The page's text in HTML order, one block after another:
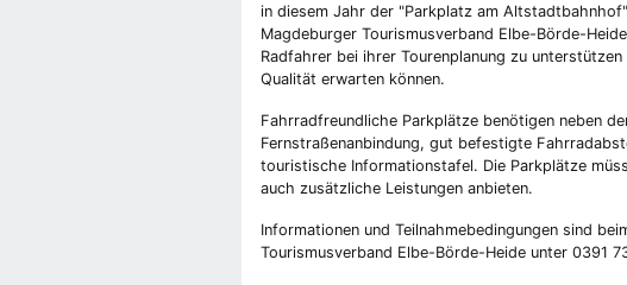
in diesem Jahr der "Parkplatz am
Magdeburger Tourismusverband Elbe-Börde-
Radfahrer bei ihrer Tourenplanung zu
Qualität erwarten können.
Fahrradfreundliche Parkplätze benötigen neben
Fernstraßenanbindung, gut befestigte
touristische Informationstafel. Die Parkplätze
auch zusätzliche Leistungen anbieten.
Informationen und Teilnahmebedingungen sind
Tourismusverband Elbe-Börde-Heide unter 0391